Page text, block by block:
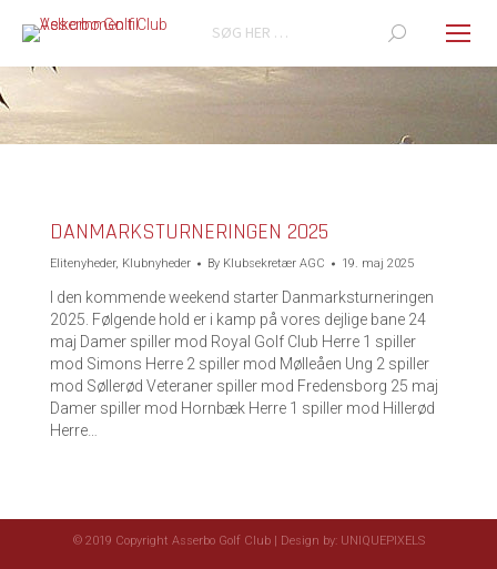
Search:
DANMARKSTURNERINGEN 2025
Elitenyheder, Klubnyheder By Klubsekretær AGC 19. maj 2025
I den kommende weekend starter Danmarksturneringen
2025. Følgende hold er i kamp på vores dejlige bane 24
maj Damer spiller mod Royal Golf Club Herre 1 spiller
mod Simons Herre 2 spiller mod Mølleåen Ung 2 spiller
mod Søllerød Veteraner spiller mod Fredensborg 25 maj
Damer spiller mod Hornbæk Herre 1 spiller mod Hillerød
Herre…
© 2019 Copyright Asserbo Golf Club | Design by: UNIQUEPIXELS